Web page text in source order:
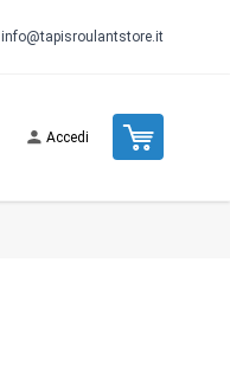
info@tapisroulantstore.it
Accedi Cart